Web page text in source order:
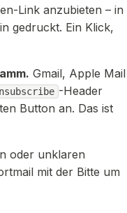
Link anzubieten – in
gedruckt. Ein Klick,
Gmail, Apple Mail
-Header
Button an. Das ist
oder unklaren
mit der Bitte um